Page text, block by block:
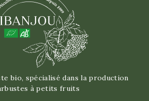
bio, spécialisé dans la production
à petits fruits